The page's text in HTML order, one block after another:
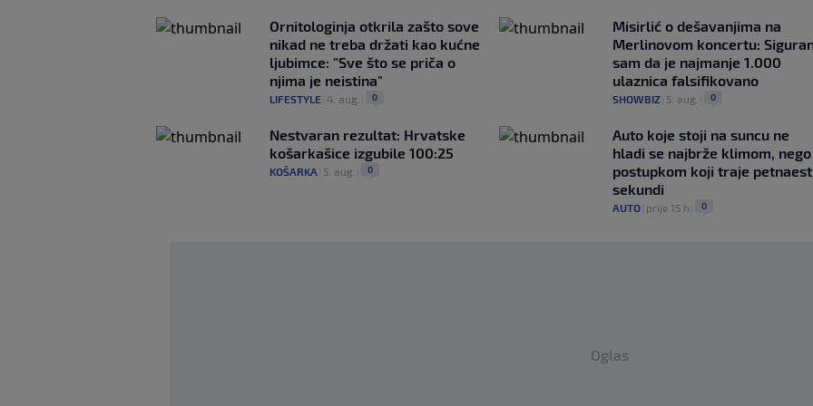
Ornitologinja otkrila zašto sove
nikad ne treba držati kao kućne
ljubimce: "Sve što se priča o
njima je neistina"
LIFESTYLE 4. aug. 0
Misirlić o dešavanjima na
Merlinovom koncertu:
sam da je najmanje 1.000
ulaznica falsifikovano
SHOWBIZ| 5. aug. 0
Nestvaran rezultat: Hrvatske
košarkašice izgubile 100:25
KOŠARKA 5. aug. 0
Auto koje stoji na suncu ne
hladi se najbrže klimom, nego
postupkom koji traje petnaest
sekundi
AUTO| prije 15 h 0
Oglas